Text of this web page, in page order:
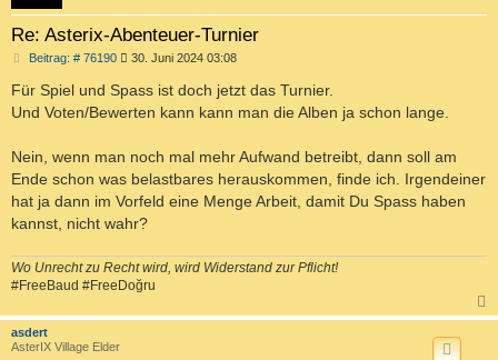
Re: Asterix-Abenteuer-Turnier
Beitrag: # 76190B
i
t
r
30. Juni 2024 03:08
Für Spiel und Spass ist doch jetzt das Turnier.
Und Voten/Bewerten kann kann man die Alben ja schon lange.
Nein, wenn man noch mal mehr Aufwand betreibt, dann soll am
Ende schon was belastbares herauskommen, finde ich. Irgendeiner
hat ja dann im Vorfeld eine Menge Arbeit, damit Du Spass haben
kannst, nicht wahr?
Wo Unrecht zu Recht wird, wird Widerstand zur Pflicht!
#FreeBaud #FreeDoğru
a
asdert
AsterIX Village Elder